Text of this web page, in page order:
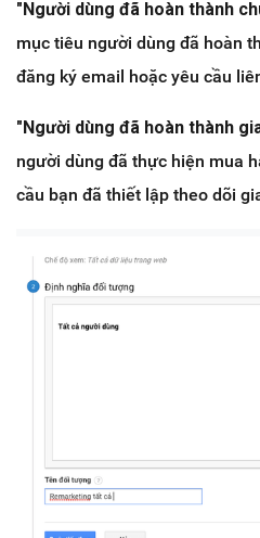
"Người dùng đã hoàn thành
mục tiêu người dùng đã hoàn
đăng ký email hoặc yêu cầu
"Người dùng đã hoàn thành
người dùng đã thực hiện mua
cầu bạn đã thiết lập theo dõi